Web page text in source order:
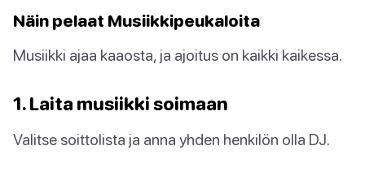
Näin pelaat Musiikkipeukaloita
Musiikki ajaa kaaosta, ja ajoitus on kaikki kaikessa.
1. Laita musiikki soimaan
Valitse soittolista ja anna yhden henkilön olla DJ.